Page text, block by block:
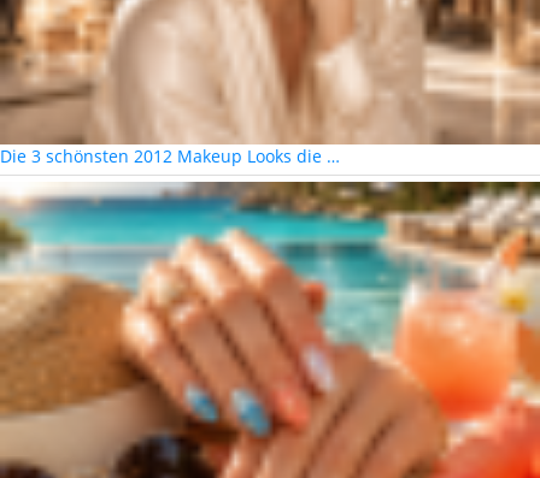
Die 3 schönsten 2012 Makeup Looks die …